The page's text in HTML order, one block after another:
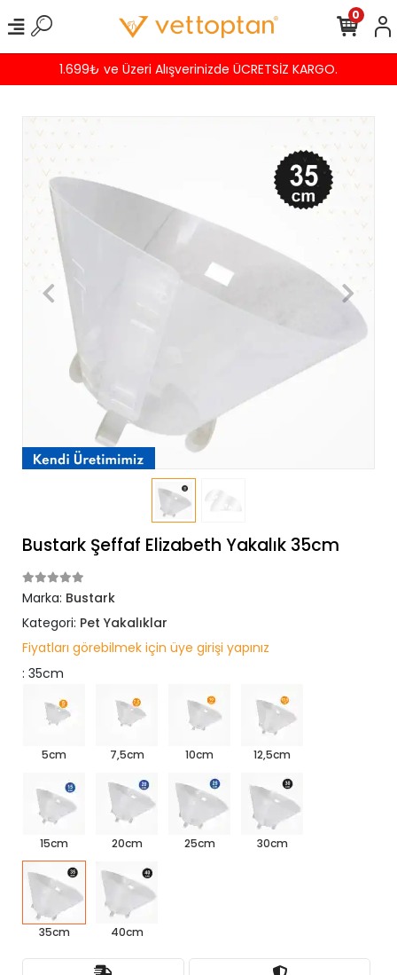
Alışverinizde ÜCRETSİZ KARGO.
0
Bustark Şeffaf Elizabeth Yakalık 35cm
Marka: Bustark
Kategori: Pet Yakalıklar
Fiyatları görebilmek için üye girişi yapınız
: 35cm
5cm 7,5cm 10cm 12,5cm
15cm 20cm 25cm 30cm
35cm 40cm